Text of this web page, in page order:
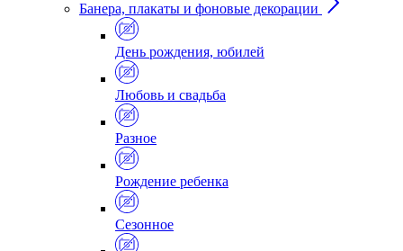
Банера, плакаты и фоновые декорации
День рождения, юбилей
Любовь и свадьба
Разное
Рождение ребенка
Сезонное